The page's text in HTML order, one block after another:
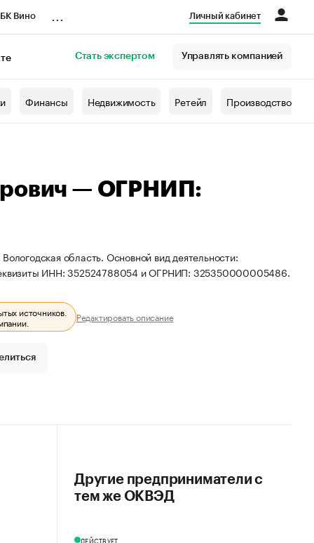
Вино Личный кабинет
Стать экспертом Управлять компанией
Финансы Недвижимость Ретейл Производство
— ОГРНИП:
область. Основной вид деятельности:
ИНН: 352524788054 и ОГРНИП: 325350000005486.
источников.
Редактировать описание
Другие предприниматели с
тем же ОКВЭД
ДЕЙСТВУЕТ